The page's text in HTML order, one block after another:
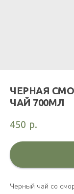
ЧЕРНАЯ
ЧАЙ 700МЛ
450 р.
Черный чай со